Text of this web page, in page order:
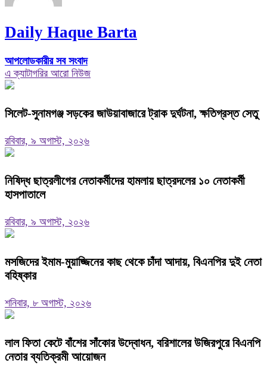
Daily Haque Barta
আপলোডকারীর সব সংবাদ
এ ক্যাটাগরির আরো নিউজ
‎সিলেট-সুনামগঞ্জ সড়কের জাউয়াবাজারে ট্রাক দুর্ঘটনা, ক্ষতিগ্রস্ত সেতু
রবিবার, ৯ অগাস্ট, ২০২৬
নিষিদ্ধ ছাত্রলীগের নেতাকর্মীদের হামলায় ছাত্রদলের ১০ নেতাকর্মী
হাসপাতালে
রবিবার, ৯ অগাস্ট, ২০২৬
মসজিদের ইমাম-মুয়াজ্জিনের কাছ থেকে চাঁদা আদায়, বিএনপির দুই নেতা
বহিষ্কার
শনিবার, ৮ অগাস্ট, ২০২৬
‎লাল ফিতা কেটে বাঁশের সাঁকোর উদ্বোধন, বরিশালের উজিরপুরে বিএনপি
নেতার ব্যতিক্রমী আয়োজন